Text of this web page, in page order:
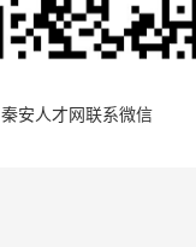
秦安人才网联系微信